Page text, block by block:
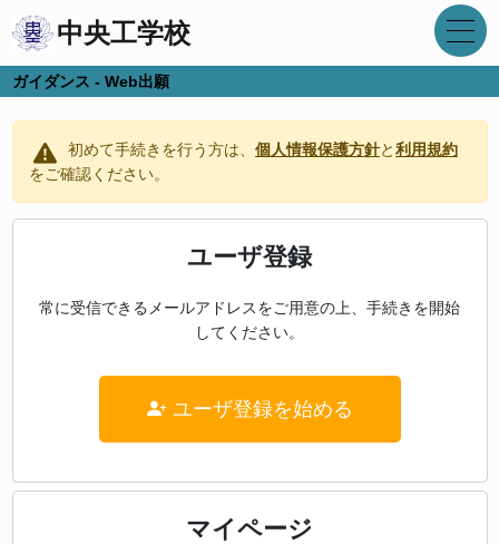
中央工学校
ガイダンス - Web出願
初めて手続きを行う方は、 個人情報保護方針と利用規約
をご確認ください。
ユーザ登録
常に受信できるメールアドレスをご用意の上、手続きを開始
してください。
ユーザ登録を始める
マイページ